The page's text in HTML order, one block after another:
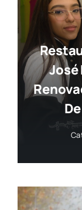
José